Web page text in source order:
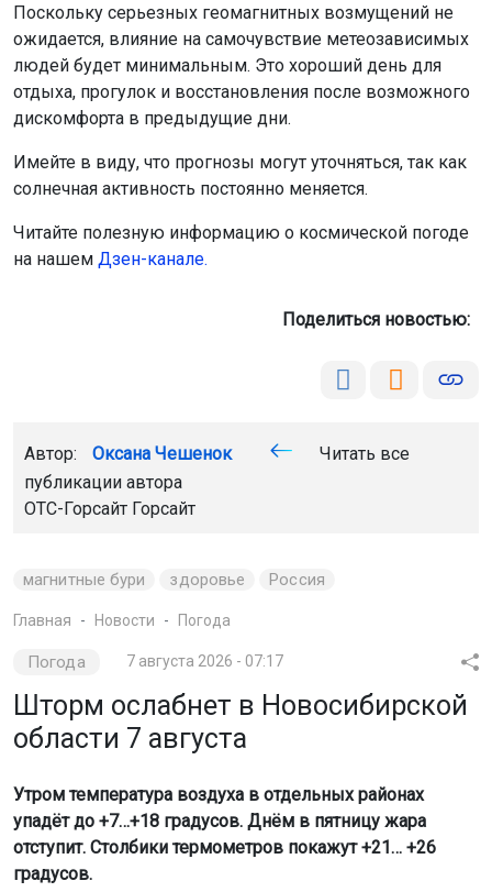
Поскольку серьезных геомагнитных возмущений не
ожидается, влияние на самочувствие метеозависимых
людей будет минимальным. Это хороший день для
отдыха, прогулок и восстановления после возможного
дискомфорта в предыдущие дни.
Имейте в виду, что прогнозы могут уточняться, так как
солнечная активность постоянно меняется.
Читайте полезную информацию о космической погоде
на нашем Дзен-канале.
Поделиться новостью:
Автор: Оксана Чешенок
Читать все
публикации автора
ОТС-Горсайт Горсайт
магнитные бури здоровье Россия
Главная Новости Погода
Погода 7 августа 2026 - 07:17
Шторм ослабнет в Новосибирской
области 7 августа
Утром температура воздуха в отдельных районах
упадёт до +7…+18 градусов. Днём в пятницу жара
отступит. Столбики термометров покажут +21… +26
градусов.